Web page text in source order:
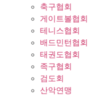
축구협회
게이트볼협회
테니스협회
배드민턴협회
태권도협회
족구협회
검도회
산악연맹